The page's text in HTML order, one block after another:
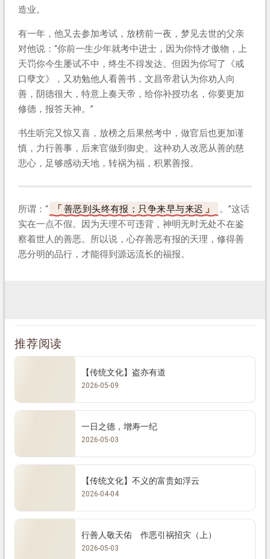
造业。
有一年，他又去参加考试，放榜前一夜，梦见去世的父亲
对他说：“你前一生少年就考中进士，因为你恃才傲物，上
天罚你今生屡试不中，终生不得发达。但因为你写了《戒
口孽文》，又劝勉他人看善书，文昌帝君认为你劝人向
善，阴德很大，特意上奏天帝，给你补授功名，你要更加
修德，报答天神。”
书生听完又惊又喜，放榜之后果然考中，做官后也更加谨
慎，力行善事，后来官做到御史。这种劝人改恶从善的慈
悲心，足够感动天地，转祸为福，积累善报。
所谓：“ 善恶到头终有报；只争来早与来迟
。”这话
实在一点不假。因为天理不可违背，神明无时无处不在鉴
察着世人的善恶。所以说，心存善恶有报的天理，修得善
恶分明的品行，才能得到源远流长的福报。
推荐阅读
【传统文化】盗亦有道
2026-05-09
一日之德，增寿一纪
2026-05-03
【传统文化】不义的富贵如浮云
2026-04-04
行善人敬天佑 作恶引祸招灾（上）
2026-05-03